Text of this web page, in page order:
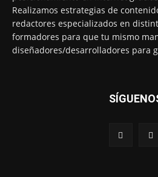
Realizamos estrategias de
redactores especializados en
formadores para que tu mismo
diseñadores/desarrolladores para